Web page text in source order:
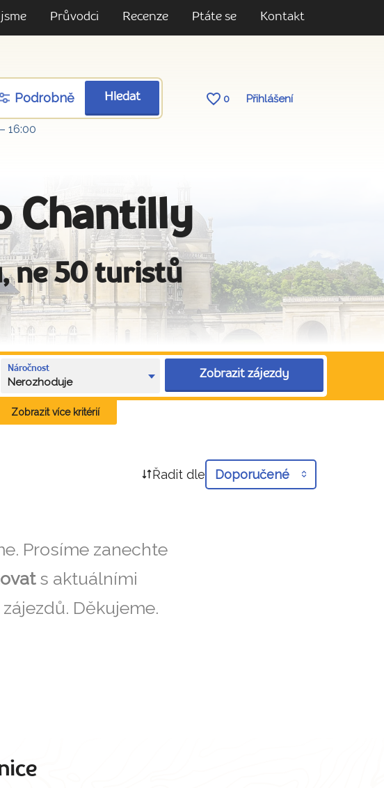
Průvodci Recenze Ptáte se Kontakt
Podrobně Hledat 0 Přihlášení
16:00
Chantilly
ne 50 turistů
Náročnost
Nerozhoduje
Zobrazit zájezdy
Zobrazit více kritérií
Řadit dle Doporučené
Prosíme zanechte
s aktuálními
Děkujeme.